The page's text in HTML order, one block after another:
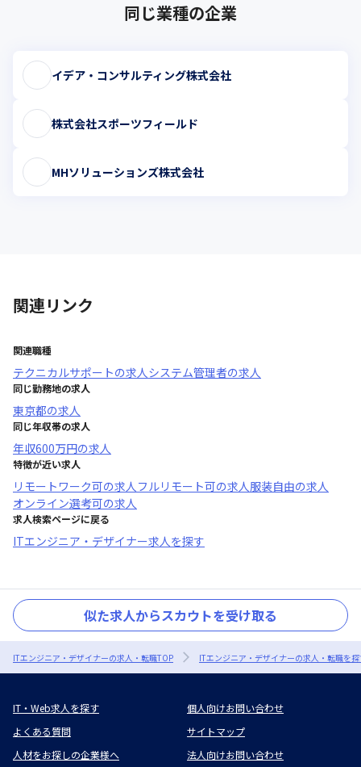
同じ業種の企業
イデア・コンサルティング株式会社
株式会社スポーツフィールド
MHソリューションズ株式会社
関連リンク
関連職種
テクニカルサポートの求人システム管理者の求人
同じ勤務地の求人
東京都の求人
同じ年収帯の求人
年収600万円の求人
特徴が近い求人
リモートワーク可の求人フルリモート可の求人服装自由の求人
オンライン選考可の求人
求人検索ページに戻る
ITエンジニア・デザイナー求人を探す
似た求人からスカウトを受け取る
ITエンジニア・デザイナーの求人・転職TOP ITエンジニア・デザイナーの求人・転職を
IT・Web求人を探す
個人向けお問い合わせ
よくある質問
サイトマップ
人材をお探しの企業様へ
法人向けお問い合わせ